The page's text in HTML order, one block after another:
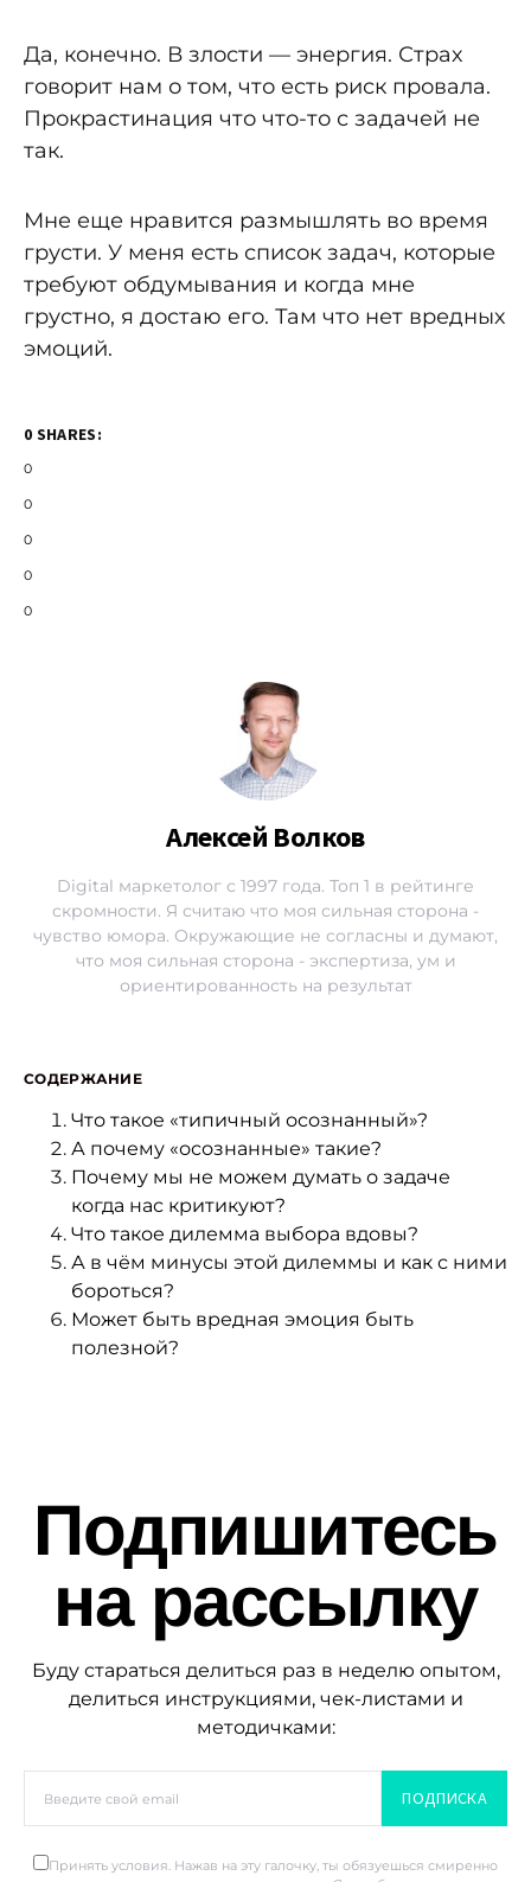
Да, конечно. В злости — энергия. Страх
говорит нам о том, что есть риск провала.
Прокрастинация что что-то с задачей не
так.
Мне еще нравится размышлять во время
грусти. У меня есть список задач, которые
требуют обдумывания и когда мне
грустно, я достаю его. Там что нет вредных
эмоций.
0 SHARES:
0
0
0
0
0
Алексей Волков
Digital маркетолог с 1997 года. Топ 1 в рейтинге
скромности. Я считаю что моя сильная сторона -
чувство юмора. Окружающие не согласны и думают,
что моя сильная сторона - экспертиза, ум и
ориентированность на результат
СОДЕРЖАНИЕ
Что такое «типичный осознанный»?
А почему «осознанные» такие?
Почему мы не можем думать о задаче
когда нас критикуют?
Что такое дилемма выбора вдовы?
А в чём минусы этой дилеммы и как с ними
бороться?
Может быть вредная эмоция быть
полезной?
Подпишитесь
на рассылку
Буду стараться делиться раз в неделю опытом,
делиться инструкциями, чек-листами и
методичками:
ПОДПИСКА
Принять условия. Нажав на эту галочку, ты обязуешься смиренно